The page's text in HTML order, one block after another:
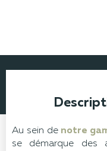
Au sein de notre
se démarque des